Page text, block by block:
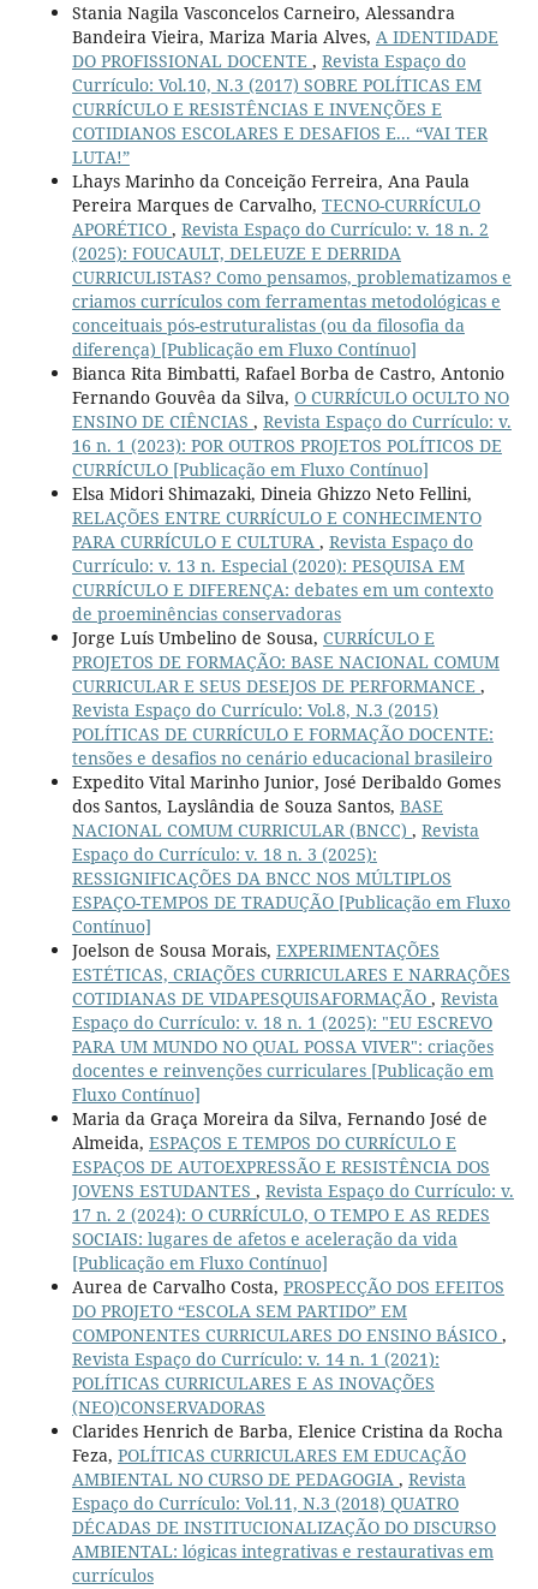
Stania Nagila Vasconcelos Carneiro, Alessandra
Bandeira Vieira, Mariza Maria Alves, A IDENTIDADE
DO PROFISSIONAL DOCENTE , Revista Espaço do
Currículo: Vol.10, N.3 (2017) SOBRE POLÍTICAS EM
CURRÍCULO E RESISTÊNCIAS E INVENÇÕES E
COTIDIANOS ESCOLARES E DESAFIOS E... “VAI TER
LUTA!”
Lhays Marinho da Conceição Ferreira, Ana Paula
Pereira Marques de Carvalho, TECNO-CURRÍCULO
APORÉTICO , Revista Espaço do Currículo: v. 18 n. 2
(2025): FOUCAULT, DELEUZE E DERRIDA
CURRICULISTAS? Como pensamos, problematizamos e
criamos currículos com ferramentas metodológicas e
conceituais pós-estruturalistas (ou da filosofia da
diferença) [Publicação em Fluxo Contínuo]
Bianca Rita Bimbatti, Rafael Borba de Castro, Antonio
Fernando Gouvêa da Silva, O CURRÍCULO OCULTO NO
ENSINO DE CIÊNCIAS , Revista Espaço do Currículo: v.
16 n. 1 (2023): POR OUTROS PROJETOS POLÍTICOS DE
CURRÍCULO [Publicação em Fluxo Contínuo]
Elsa Midori Shimazaki, Dineia Ghizzo Neto Fellini,
RELAÇÕES ENTRE CURRÍCULO E CONHECIMENTO
PARA CURRÍCULO E CULTURA , Revista Espaço do
Currículo: v. 13 n. Especial (2020): PESQUISA EM
CURRÍCULO E DIFERENÇA: debates em um contexto
de proeminências conservadoras
Jorge Luís Umbelino de Sousa, CURRÍCULO E
PROJETOS DE FORMAÇÃO: BASE NACIONAL COMUM
CURRICULAR E SEUS DESEJOS DE PERFORMANCE ,
Revista Espaço do Currículo: Vol.8, N.3 (2015)
POLÍTICAS DE CURRÍCULO E FORMAÇÃO DOCENTE:
tensões e desafios no cenário educacional brasileiro
Expedito Vital Marinho Junior, José Deribaldo Gomes
dos Santos, Layslândia de Souza Santos, BASE
NACIONAL COMUM CURRICULAR (BNCC) , Revista
Espaço do Currículo: v. 18 n. 3 (2025):
RESSIGNIFICAÇÕES DA BNCC NOS MÚLTIPLOS
ESPAÇO-TEMPOS DE TRADUÇÃO [Publicação em Fluxo
Contínuo]
Joelson de Sousa Morais, EXPERIMENTAÇÕES
ESTÉTICAS, CRIAÇÕES CURRICULARES E NARRAÇÕES
COTIDIANAS DE VIDAPESQUISAFORMAÇÃO , Revista
Espaço do Currículo: v. 18 n. 1 (2025): "EU ESCREVO
PARA UM MUNDO NO QUAL POSSA VIVER": criações
docentes e reinvenções curriculares [Publicação em
Fluxo Contínuo]
Maria da Graça Moreira da Silva, Fernando José de
Almeida, ESPAÇOS E TEMPOS DO CURRÍCULO E
ESPAÇOS DE AUTOEXPRESSÃO E RESISTÊNCIA DOS
JOVENS ESTUDANTES , Revista Espaço do Currículo: v.
17 n. 2 (2024): O CURRÍCULO, O TEMPO E AS REDES
SOCIAIS: lugares de afetos e aceleração da vida
[Publicação em Fluxo Contínuo]
Aurea de Carvalho Costa, PROSPECÇÃO DOS EFEITOS
DO PROJETO “ESCOLA SEM PARTIDO” EM
COMPONENTES CURRICULARES DO ENSINO BÁSICO ,
Revista Espaço do Currículo: v. 14 n. 1 (2021):
POLÍTICAS CURRICULARES E AS INOVAÇÕES
(NEO)CONSERVADORAS
Clarides Henrich de Barba, Elenice Cristina da Rocha
Feza, POLÍTICAS CURRICULARES EM EDUCAÇÃO
AMBIENTAL NO CURSO DE PEDAGOGIA , Revista
Espaço do Currículo: Vol.11, N.3 (2018) QUATRO
DÉCADAS DE INSTITUCIONALIZAÇÃO DO DISCURSO
AMBIENTAL: lógicas integrativas e restaurativas em
currículos